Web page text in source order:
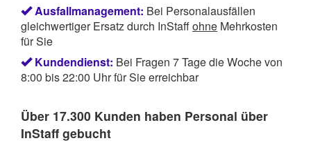
Ausfallmanagement: Bei Personalausfällen
gleichwertiger Ersatz durch InStaffohne Mehrkosten
für Sie
Kundendienst: Bei Fragen 7 Tage die Woche von
8:00 bis 22:00 Uhr für Sie erreichbar
Über 17.300 Kunden haben Personal über
InStaff gebucht